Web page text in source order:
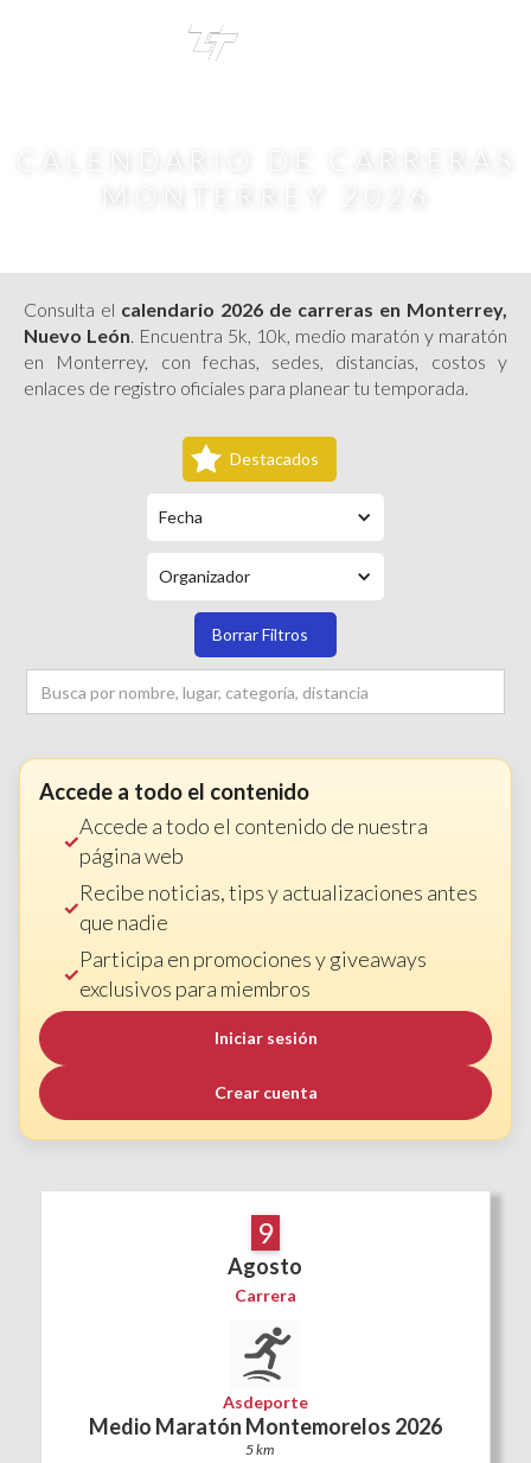
Consulta el calendario 2026 de carreras en Monterrey,
Nuevo León. Encuentra 5k, 10k, medio maratón y maratón
en Monterrey, con fechas, sedes, distancias, costos y
enlaces de registro oficiales para planear tu temporada.
Destacados
Fecha
Organizador
Borrar Filtros
Accede a todo el contenido
Accede a todo el contenido de nuestra
página web
Recibe noticias, tips y actualizaciones antes
que nadie
Participa en promociones y giveaways
exclusivos para miembros
Iniciar sesión
Crear cuenta
9
Agosto
Carrera
Asdeporte
Medio Maratón Montemorelos 2026
5 km